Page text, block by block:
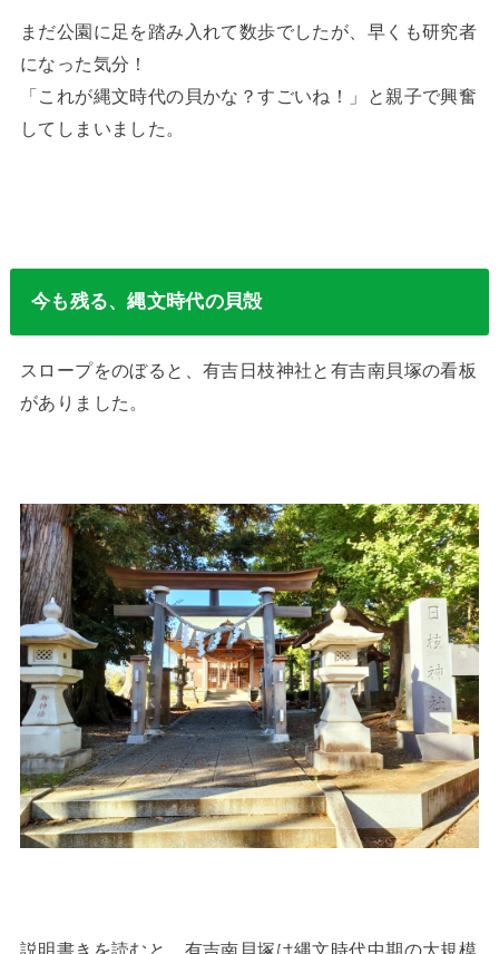
まだ公園に足を踏み入れて数歩でしたが、早くも研究者
になった気分！
「これが縄文時代の貝かな？すごいね！」と親子で興奮
してしまいました。
今も残る、縄文時代の貝殻
スロープをのぼると、有吉日枝神社と有吉南貝塚の看板
がありました。
説明書きを読むと、有吉南貝塚は縄文時代中期の大規模